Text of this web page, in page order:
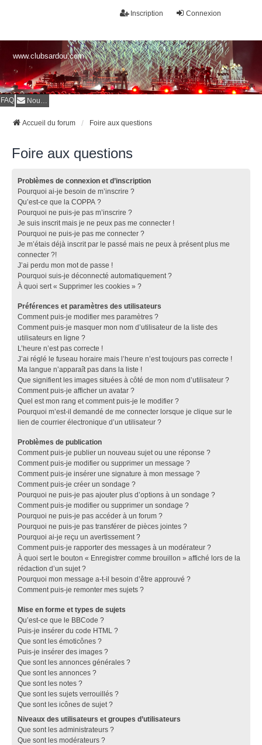
Connexion
Inscription
www.clubsardou.com
FAQ Nous contacter
Accueil du forum Foire aux questions
Foire aux questions
Problèmes de connexion et d’inscription
Pourquoi ai-je besoin de m’inscrire ?
Qu’est-ce que la COPPA ?
Pourquoi ne puis-je pas m’inscrire ?
Je suis inscrit mais je ne peux pas me connecter !
Pourquoi ne puis-je pas me connecter ?
Je m’étais déjà inscrit par le passé mais ne peux à présent plus me
connecter ?!
J’ai perdu mon mot de passe !
Pourquoi suis-je déconnecté automatiquement ?
À quoi sert « Supprimer les cookies » ?
Préférences et paramètres des utilisateurs
Comment puis-je modifier mes paramètres ?
Comment puis-je masquer mon nom d’utilisateur de la liste des
utilisateurs en ligne ?
L’heure n’est pas correcte !
J’ai réglé le fuseau horaire mais l’heure n’est toujours pas correcte !
Ma langue n’apparaît pas dans la liste !
Que signifient les images situées à côté de mon nom d’utilisateur ?
Comment puis-je afficher un avatar ?
Quel est mon rang et comment puis-je le modifier ?
Pourquoi m’est-il demandé de me connecter lorsque je clique sur le
lien de courrier électronique d’un utilisateur ?
Problèmes de publication
Comment puis-je publier un nouveau sujet ou une réponse ?
Comment puis-je modifier ou supprimer un message ?
Comment puis-je insérer une signature à mon message ?
Comment puis-je créer un sondage ?
Pourquoi ne puis-je pas ajouter plus d’options à un sondage ?
Comment puis-je modifier ou supprimer un sondage ?
Pourquoi ne puis-je pas accéder à un forum ?
Pourquoi ne puis-je pas transférer de pièces jointes ?
Pourquoi ai-je reçu un avertissement ?
Comment puis-je rapporter des messages à un modérateur ?
À quoi sert le bouton « Enregistrer comme brouillon » affiché lors de la
rédaction d’un sujet ?
Pourquoi mon message a-t-il besoin d’être approuvé ?
Comment puis-je remonter mes sujets ?
Mise en forme et types de sujets
Qu’est-ce que le BBCode ?
Puis-je insérer du code HTML ?
Que sont les émoticônes ?
Puis-je insérer des images ?
Que sont les annonces générales ?
Que sont les annonces ?
Que sont les notes ?
Que sont les sujets verrouillés ?
Que sont les icônes de sujet ?
Niveaux des utilisateurs et groupes d’utilisateurs
Que sont les administrateurs ?
Que sont les modérateurs ?